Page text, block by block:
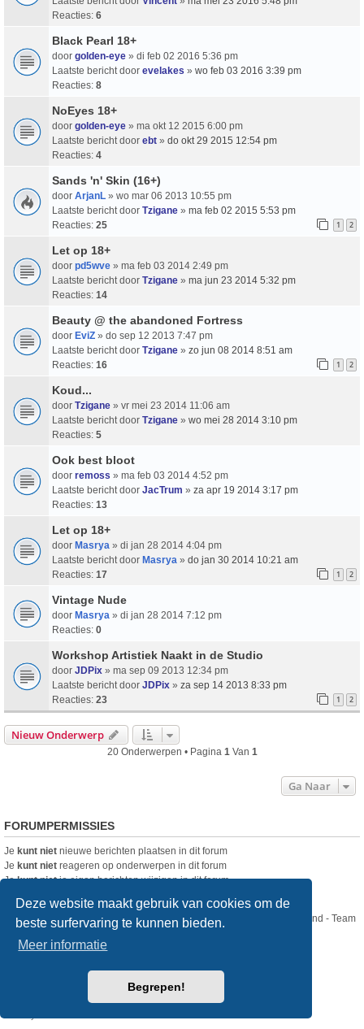
Deze website maakt gebruik van cookies om de
beste surfervaring te kunnen bieden.
Meer informatie
Begrepen!
Reacties: 6
Black Pearl 18+
door golden-eye » di feb 02 2016 5:36 pm
Laatste bericht door evelakes » wo feb 03 2016 3:39 pm
Reacties: 8
NoEyes 18+
door golden-eye » ma okt 12 2015 6:00 pm
Laatste bericht door ebt » do okt 29 2015 12:54 pm
Reacties: 4
Sands 'n' Skin (16+)
door ArjanL » wo mar 06 2013 10:55 pm
Laatste bericht door Tzigane » ma feb 02 2015 5:53 pm
Reacties: 25 1 2
Let op 18+
door pd5wve » ma feb 03 2014 2:49 pm
Laatste bericht door Tzigane » ma jun 23 2014 5:32 pm
Reacties: 14
Beauty @ the abandoned Fortress
door EviZ » do sep 12 2013 7:47 pm
Laatste bericht door Tzigane » zo jun 08 2014 8:51 am
Reacties: 16 1 2
Koud...
door Tzigane » vr mei 23 2014 11:06 am
Laatste bericht door Tzigane » wo mei 28 2014 3:10 pm
Reacties: 5
Ook best bloot
door remoss » ma feb 03 2014 4:52 pm
Laatste bericht door JacTrum » za apr 19 2014 3:17 pm
Reacties: 13
Let op 18+
door Masrya » di jan 28 2014 4:04 pm
Laatste bericht door Masrya » do jan 30 2014 10:21 am
Reacties: 17 1 2
Vintage Nude
door Masrya » di jan 28 2014 7:12 pm
Reacties: 0
Workshop Artistiek Naakt in de Studio
door JDPix » ma sep 09 2013 12:34 pm
Laatste bericht door JDPix » za sep 14 2013 8:33 pm
Reacties: 23 1 2
Nieuw Onderwerp
20 Onderwerpen • Pagina 1 Van 1
Ga Naar
FORUMPERMISSIES
Je kunt niet nieuwe berichten plaatsen in dit forum
Je kunt niet reageren op onderwerpen in dit forum
Jekunt nietje eigen berichten wijzigen in dit forum
Nikon Club Nederland - Team
Forum
Copyright © Nikon Club Nederland 2023
® Forum Software © phpBB Limited
created by INVENTEA & v12mike